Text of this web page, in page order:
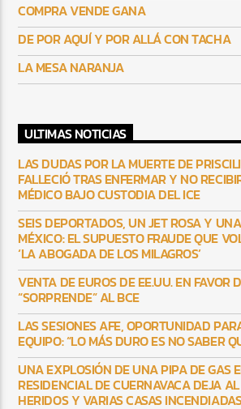
COMPRA VENDE GANA
DE POR AQUÍ Y POR ALLÁ CON TACHA
LA MESA NARANJA
ULTIMAS NOTICIAS
LAS DUDAS POR LA MUERTE DE
FALLECIÓ TRAS ENFERMAR Y NO
MÉDICO BAJO CUSTODIA DEL ICE
SEIS DEPORTADOS, UN JET ROSA Y
MÉXICO: EL SUPUESTO FRAUDE QUE
‘LA ABOGADA DE LOS MILAGROS’
VENTA DE EUROS DE EE.UU. EN FAVOR
“SORPRENDE” AL BCE
LAS SESIONES AFE, OPORTUNIDAD
EQUIPO: “LO MÁS DURO ES NO SABER
UNA EXPLOSIÓN DE UNA PIPA DE GAS
RESIDENCIAL DE CUERNAVACA DEJA AL
HERIDOS Y VARIAS CASAS